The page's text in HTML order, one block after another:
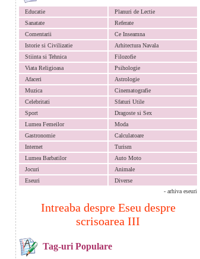
Educatie
Planuri de Lectie
Sanatate
Referate
Comentarii
Ce Inseamna
Istorie si Civilizatie
Arhitectura Navala
Stiinta si Tehnica
Filozofie
Viata Religioasa
Psihologie
Afaceri
Astrologie
Muzica
Cinematografie
Celebritati
Sfaturi Utile
Sport
Dragoste si Sex
Lumea Femeilor
Moda
Gastronomie
Calculatoare
Internet
Turism
Lumea Barbatilor
Auto Moto
Jocuri
Animale
Eseuri
Diverse
- arhiva eseuri
Intreaba despre Eseu despre
scrisoarea III
Tag-uri Populare